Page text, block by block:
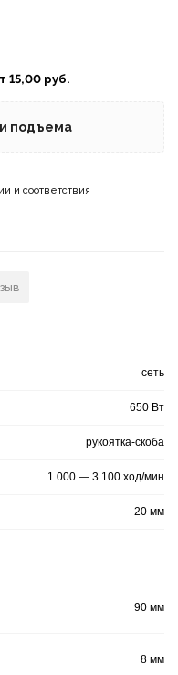
15,00 руб.
подъема
и соответствия
сеть
650 Вт
рукоятка-скоба
1 000 — 3 100 ход/мин
20 мм
90 мм
8 мм